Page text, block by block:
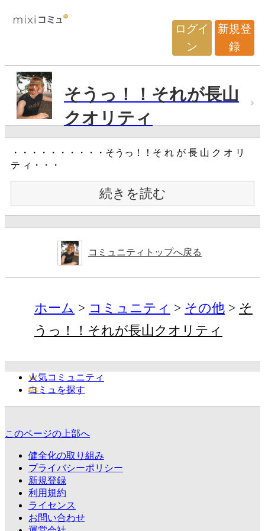
ログイ
ン
新規登
録
そうっ！！それが長山
クオリティ
・・・・・・・・・・そうっ！！そ れ が 長 山 ク オ リ
テ ィ・・・
続きを読む
コミュニティトップへ戻る
ホーム コミュニティ その他
そ
うっ！！それが長山クオリティ
人気コミュニティ
コミュを探す
このページの上部へ
健全化の取り組み
プライバシーポリシー
新規登録
利用規約
ライセンス
お問い合わせ